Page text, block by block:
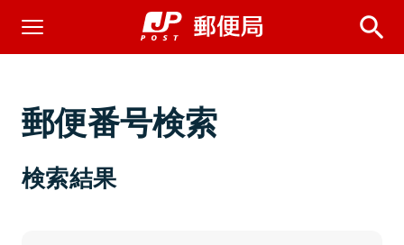
郵便番号検索
検索結果